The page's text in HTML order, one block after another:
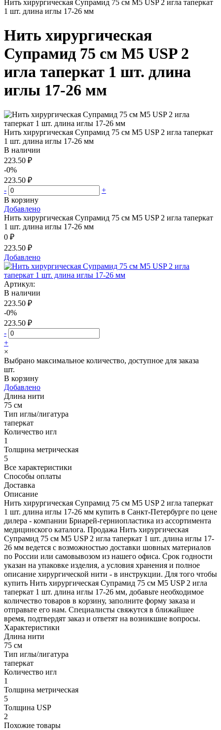
Нить хирургическая Супрамид 75 см М5 USP 2 игла таперкат
1 шт. длина иглы 17-26 мм
Нить хирургическая
Супрамид 75 см М5 USP 2
игла таперкат 1 шт. длина
иглы 17-26 мм
Нить хирургическая Супрамид 75 см М5 USP 2 игла таперкат
1 шт. длина иглы 17-26 мм
В наличии
223.50 ₽
-0%
223.50 ₽
-
+
В корзину
Добавлено
Нить хирургическая Супрамид 75 см М5 USP 2 игла таперкат
1 шт. длина иглы 17-26 мм
0 ₽
223.50 ₽
Добавлено
Артикул:
В наличии
223.50 ₽
-0%
223.50 ₽
-
+
×
Выбрано максимальное количество, доступное для заказа
шт.
В корзину
Добавлено
Длина нити
75 см
Тип иглы/лигатура
таперкат
Количество игл
1
Толщина метрическая
5
Все характеристики
Способы оплаты
Доставка
Описание
Нить хирургическая Супрамид 75 см М5 USP 2 игла таперкат
1 шт. длина иглы 17-26 мм купить в Санкт-Петербурге по цене
дилера - компании Бриарей-герниопластика из ассортимента
медицинского каталога. Продажа Нить хирургическая
Супрамид 75 см М5 USP 2 игла таперкат 1 шт. длина иглы 17-
26 мм ведется с возможностью доставки шовных материалов
по России или самовывозом из нашего офиса. Срок годности
указан на упаковке изделия, а условия хранения и полное
описание хирургической нити - в инструкции. Для того чтобы
купить Нить хирургическая Супрамид 75 см М5 USP 2 игла
таперкат 1 шт. длина иглы 17-26 мм, добавьте необходимое
количество товаров в корзину, заполните форму заказа и
отправьте его нам. Специалисты свяжутся в ближайшее
время, подтвердят заказ и ответят на возникшие вопросы.
Характеристики
Длина нити
75 см
Тип иглы/лигатура
таперкат
Количество игл
1
Толщина метрическая
5
Толщина USP
2
Похожие товары